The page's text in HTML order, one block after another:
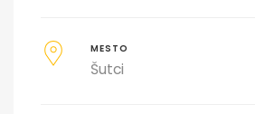
MESTO
Šutci